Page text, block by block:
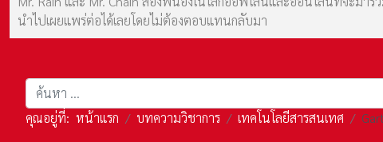
นำไปเผยแพร่ต่อได้เลยโดยไม่ต้องตอบแทนกลับมา
การค้นหา
คุณอยู่ที่: หน้าแรก บทความวิชาการ เทคโนโลยีสารสนเทศ